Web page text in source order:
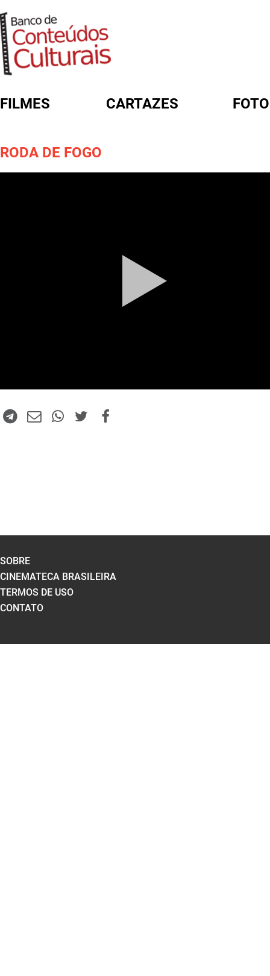
FILMES CARTAZES
RODA DE FOGO
SOBRE
CINEMATECA BRASILEIRA
TERMOS DE USO
CONTATO